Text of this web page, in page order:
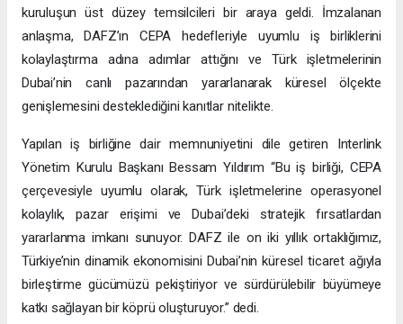
kuruluşun üst düzey temsilcileri bir araya geldi. İmzalanan
anlaşma, DAFZ’ın CEPA hedefleriyle uyumlu iş birliklerini
kolaylaştırma adına adımlar attığını ve Türk işletmelerinin
Dubai’nin canlı pazarından yararlanarak küresel ölçekte
genişlemesini desteklediğini kanıtlar nitelikte.
Yapılan iş birliğine dair memnuniyetini dile getiren Interlink
Yönetim Kurulu Başkanı Bessam Yıldırım “Bu iş birliği, CEPA
çerçevesiyle uyumlu olarak, Türk işletmelerine operasyonel
kolaylık, pazar erişimi ve Dubai’deki stratejik fırsatlardan
yararlanma imkanı sunuyor. DAFZ ile on iki yıllık ortaklığımız,
Türkiye’nin dinamik ekonomisini Dubai’nin küresel ticaret ağıyla
birleştirme gücümüzü pekiştiriyor ve sürdürülebilir büyümeye
katkı sağlayan bir köprü oluşturuyor.” dedi.